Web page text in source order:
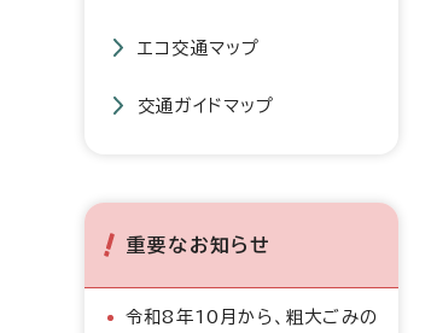
エコ交通マップ
交通ガイドマップ
重要なお知らせ
令和8年10月から、粗大ごみの